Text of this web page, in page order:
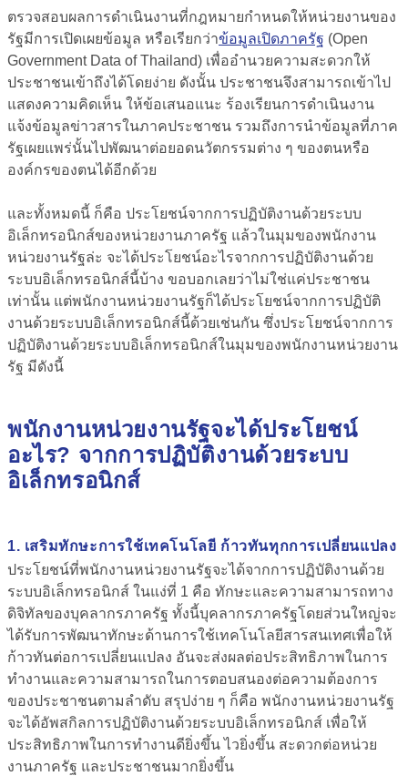
ตรวจสอบผลการดำเนินงานที่กฎหมายกำหนดให้หน่วยงานของ
รัฐมีการเปิดเผยข้อมูล หรือเรียกว่าข้อมูลเปิดภาครัฐ (Open
Government Data of Thailand) เพื่ออำนวยความสะดวกให้
ประชาชนเข้าถึงได้โดยง่าย ดังนั้น ประชาชนจึงสามารถเข้าไป
แสดงความคิดเห็น ให้ข้อเสนอแนะ ร้องเรียนการดำเนินงาน
แจ้งข้อมูลข่าวสารในภาคประชาชน รวมถึงการนำข้อมูลที่ภาค
รัฐเผยแพร่นั้นไปพัฒนาต่อยอดนวัตกรรมต่าง ๆ ของตนหรือ
องค์กรของตนได้อีกด้วย
และทั้งหมดนี้ ก็คือ ประโยชน์จากการปฏิบัติงานด้วยระบบ
อิเล็กทรอนิกส์ของหน่วยงานภาครัฐ แล้วในมุมของพนักงาน
หน่วยงานรัฐล่ะ จะได้ประโยชน์อะไรจากการปฏิบัติงานด้วย
ระบบอิเล็กทรอนิกส์นี้บ้าง ขอบอกเลยว่าไม่ใช่แค่ประชาชน
เท่านั้น แต่พนักงานหน่วยงานรัฐก็ได้ประโยชน์จากการปฏิบัติ
งานด้วยระบบอิเล็กทรอนิกส์นี้ด้วยเช่นกัน ซึ่งประโยชน์จากการ
ปฏิบัติงานด้วยระบบอิเล็กทรอนิกส์ในมุมของพนักงานหน่วยงาน
รัฐ มีดังนี้
พนักงานหน่วยงานรัฐจะได้ประโยชน์
อะไร? จากการปฏิบัติงานด้วยระบบ
อิเล็กทรอนิกส์
1. เสริมทักษะการใช้เทคโนโลยี ก้าวทันทุกการเปลี่ยนแปลง
ประโยชน์ที่พนักงานหน่วยงานรัฐจะได้จากการปฏิบัติงานด้วย
ระบบอิเล็กทรอนิกส์ ในแง่ที่ 1 คือ ทักษะและความสามารถทาง
ดิจิทัลของบุคลากรภาครัฐ ทั้งนี้บุคลากรภาครัฐโดยส่วนใหญ่จะ
ได้รับการพัฒนาทักษะด้านการใช้เทคโนโลยีสารสนเทศเพื่อให้
ก้าวทันต่อการเปลี่ยนแปลง อันจะส่งผลต่อประสิทธิภาพในการ
ทำงานและความสามารถในการตอบสนองต่อความต้องการ
ของประชาชนตามลำดับ สรุปง่าย ๆ ก็คือ พนักงานหน่วยงานรัฐ
จะได้อัพสกิลการปฏิบัติงานด้วยระบบอิเล็กทรอนิกส์ เพื่อให้
ประสิทธิภาพในการทำงานดียิ่งขึ้น ไวยิ่งขึ้น สะดวกต่อหน่วย
งานภาครัฐ และประชาชนมากยิ่งขึ้น